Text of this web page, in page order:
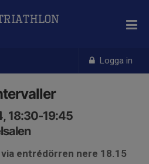
Logga in
18:30-19:45
entrédörren nere 18.15